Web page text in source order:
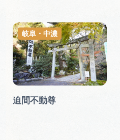
迫間不動尊
岐阜・中濃